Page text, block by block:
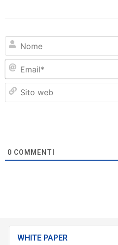
0 COMMENTI
WHITE PAPER